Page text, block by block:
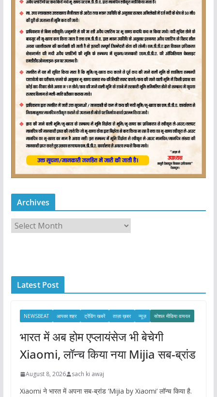
Archives
Latest Post
NEWSBEAT आपका शहर ट्रेंडिंग खबरें ताज़ा ख़बर न्यूज़ सोशल मीडिया वायरल
भारत में अब होम एप्लायंसेज भी बेचेगी
Xiaomi, लॉन्च किया नया Mijia सब-ब्रांड
August 8, 2026 sach ki awaj
Xiaomi ने भारत में अपना सब-ब्रांड ‘Mijia by Xiaomi’ लॉन्च किया है.